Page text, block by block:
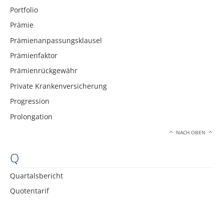
Portfolio
Prämie
Prämienanpassungsklausel
Prämienfaktor
Prämienrückgewähr
Private Krankenversicherung
Progression
Prolongation
NACH OBEN
Q
Quartalsbericht
Quotentarif